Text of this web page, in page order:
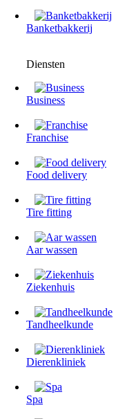
Banketbakkerij
Diensten
Business
Franchise
Food delivery
Tire fitting
Aar wassen
Ziekenhuis
Tandheelkunde
Dierenkliniek
Spa